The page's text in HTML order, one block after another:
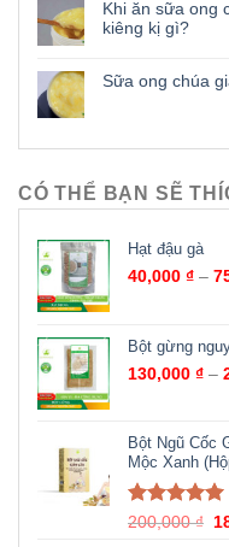
Khi ăn sữa ong
kiêng kị gì?
Sữa ong chúa
CÓ THỂ BẠN SẼ
Hạt đậu gà
40,000 ₫ –
Bột gừng
130,000 ₫ –
Bột Ngũ Cốc
Mộc Xanh
Được xếp
200,000₫